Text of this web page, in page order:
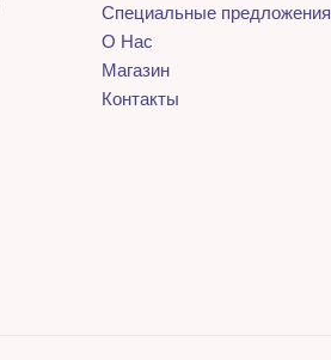
Специальные предложения
О Нас
Магазин
Контакты